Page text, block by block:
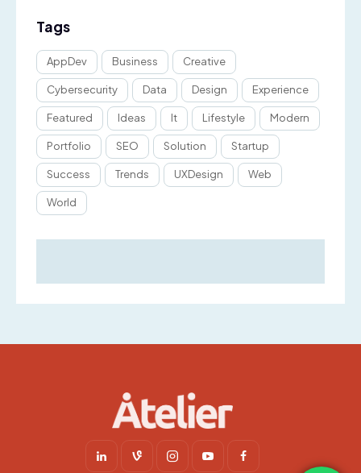
Tags
AppDev Business Creative
Cybersecurity Data Design Experience
Featured Ideas It Lifestyle Modern
Portfolio SEO Solution Startup
Success Trends UXDesign Web
World